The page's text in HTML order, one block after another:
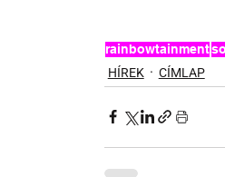
rainbowtainment
HÍREK
CÍMLAP